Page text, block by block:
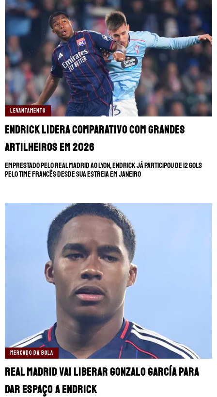
TERMOS E CONDIÇÕES
POLÍTICA DE PRIVACIDADE
POLÍTICA DE COOKIES
POLÍTICA EDITORIAL AD CHOICES
Somos Fanáticos, assim como Futbol Sites, é
uma empresa pertencente à Better
Collective. Todos os direitos reservados.
+18 |
Jogue com responsabilidade
Comercial | Ministério da Fazenda adverte: Aposta não
é investimento.
LEVANTAMENTO
Endrick lidera comparativo com grandes
artilheiros em 2026
Emprestado pelo Real Madrid ao Lyon, Endrick já participou de 12 gols
pelo time francês desde sua estreia em janeiro
MERCADO DA BOLA
Real Madrid vai liberar Gonzalo García para
dar espaço a Endrick